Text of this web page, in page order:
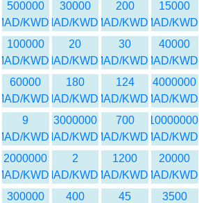
15000
MAD/KWD
200
MAD/KWD
30000
MAD/KWD
500000
MAD/KWD
40000
MAD/KWD
30
MAD/KWD
20
MAD/KWD
100000
MAD/KWD
4000000
MAD/KWD
124
MAD/KWD
180
MAD/KWD
60000
MAD/KWD
10000000
MAD/KWD
700
MAD/KWD
3000000
MAD/KWD
9
MAD/KWD
20000
MAD/KWD
1200
MAD/KWD
2
MAD/KWD
2000000
MAD/KWD
3500
45
400
300000